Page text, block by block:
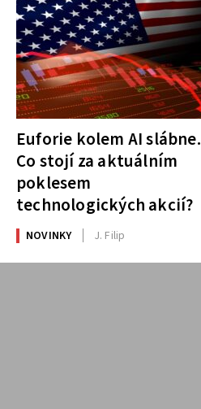
Euforie kolem AI slábne.
Co stojí za aktuálním
poklesem
technologických akcií?
NOVINKY J. Filip